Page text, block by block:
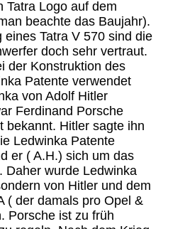
Tatra Logo auf dem
beachte das Baujahr).
eines Tatra V 570 sind die
doch sehr vertraut.
der Konstruktion des
Patente verwendet
von Adolf Hitler
Ferdinand Porsche
bekannt. Hitler sagte ihn
Ledwinka Patente
er ( A.H.) sich um das
Daher wurde Ledwinka
von Hitler und dem
( der damals pro Opel &
Porsche ist zu früh